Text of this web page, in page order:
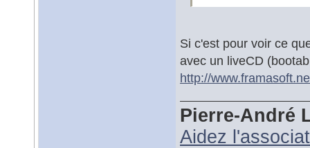
Si c'est pour voir ce
avec un liveCD
http://
Pierre-André
Aidez